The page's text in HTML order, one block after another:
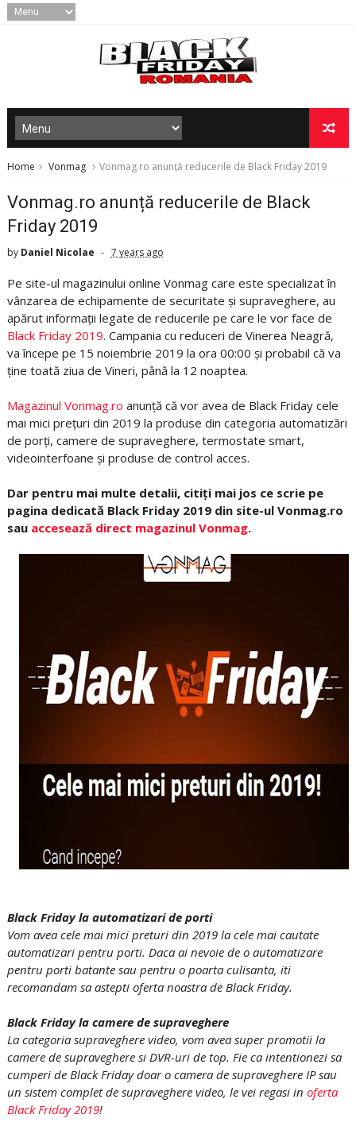
Home Vonmag Vonmag.ro anunță reducerile de Black Friday 2019
Vonmag.ro anunță reducerile de Black
Friday 2019
by Daniel Nicolae 7 years ago
Pe site-ul magazinului online Vonmag care este specializat în
vânzarea de echipamente de securitate și supraveghere, au
apărut informații legate de reducerile pe care le vor face de
Black Friday 2019. Campania cu reduceri de Vinerea Neagră,
va începe pe 15 noiembrie 2019 la ora 00:00 și probabil că va
ține toată ziua de Vineri, până la 12 noaptea.
Magazinul Vonmag.ro anunță că vor avea de Black Friday cele
mai mici prețuri din 2019 la produse din categoria automatizări
de porți, camere de supraveghere, termostate smart,
videointerfoane și produse de control acces.
Dar pentru mai multe detalii, citiți mai jos ce scrie pe
pagina dedicată Black Friday 2019 din site-ul Vonmag.ro
sau accesează direct magazinul Vonmag.
Black Friday la automatizari de porti
Vom avea cele mai mici preturi din 2019 la cele mai cautate
automatizari pentru porti. Daca ai nevoie de o automatizare
pentru porti batante sau pentru o poarta culisanta, iti
recomandam sa astepti oferta noastra de Black Friday.
Black Friday la camere de supraveghere
La categoria supraveghere video, vom avea super promotii la
camere de supraveghere si DVR-uri de top. Fie ca intentionezi sa
cumperi de Black Friday doar o camera de supraveghere IP sau
un sistem complet de supraveghere video, le vei regasi in oferta
Black Friday 2019!